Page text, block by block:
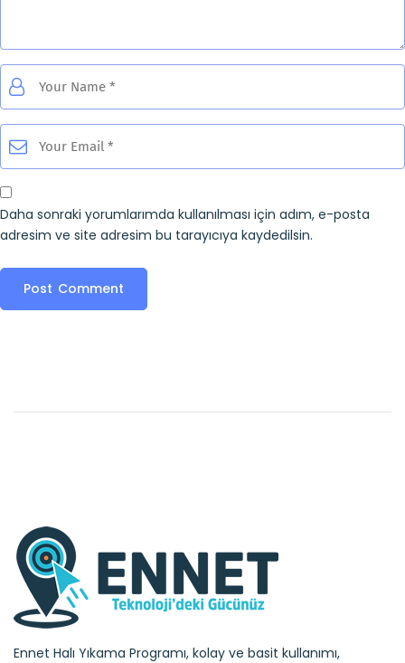
Daha sonraki yorumlarımda kullanılması için adım, e-posta
adresim ve site adresim bu tarayıcıya kaydedilsin.
Ennet Halı Yıkama Programı, kolay ve basit kullanımı,